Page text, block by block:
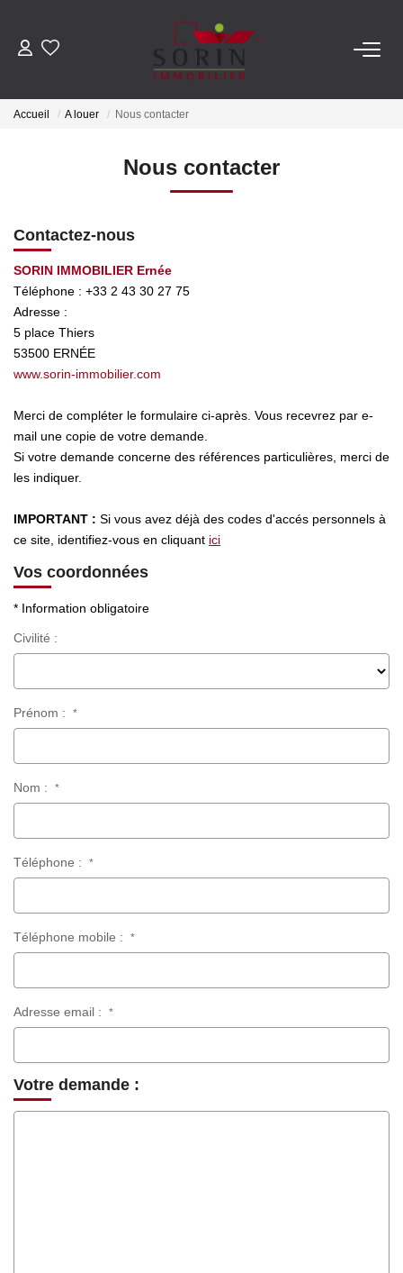
Notre Histoire
Estimation En Présentiel
LOUER
NOS SERVICES
Syndic
Accueil A louer Nous contacter
Nous contacter
Contactez-nous
SORIN IMMOBILIER Ernée
Téléphone : +33 2 43 30 27 75
Adresse :
5 place Thiers
53500 ERNÉE
www.sorin-immobilier.com
Merci de compléter le formulaire ci-après. Vous recevrez par e-
mail une copie de votre demande.
Si votre demande concerne des références particulières, merci de
les indiquer.
IMPORTANT : Si vous avez déjà des codes d'accés personnels à
ce site, identifiez-vous en cliquant ici
Vos coordonnées
* Information obligatoire
Civilité :
Prénom : *
Nom : *
Téléphone : *
Téléphone mobile : *
Adresse email : *
Votre demande :